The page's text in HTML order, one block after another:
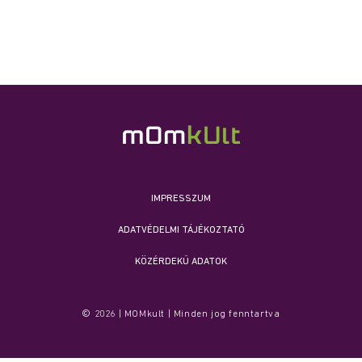
IMPRESSZUM
ADATVÉDELMI TÁJÉKOZTATÓ
KÖZÉRDEKŰ ADATOK
© 2026 | MOMkult | Minden jog fenntartva